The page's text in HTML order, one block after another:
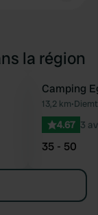
la région
Préféré
Camping
13,2 km•
4.67 3
35 - 50